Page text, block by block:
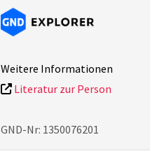
Weitere Informationen
Literatur zur Person
GND-Nr: 1350076201